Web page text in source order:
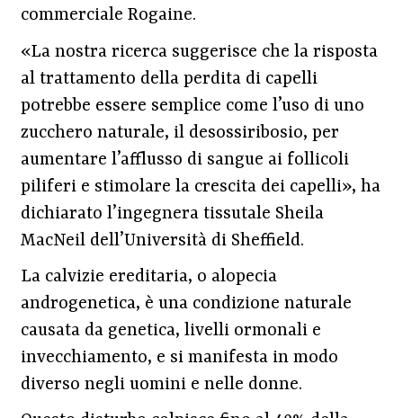
commerciale Rogaine.
«La nostra ricerca suggerisce che la risposta
al trattamento della perdita di capelli
potrebbe essere semplice come l’uso di uno
zucchero naturale, il desossiribosio, per
aumentare l’afflusso di sangue ai follicoli
piliferi e stimolare la crescita dei capelli», ha
dichiarato l’ingegnera tissutale Sheila
MacNeil dell’Università di Sheffield.
La calvizie ereditaria, o alopecia
androgenetica, è una condizione naturale
causata da genetica, livelli ormonali e
invecchiamento, e si manifesta in modo
diverso negli uomini e nelle donne.